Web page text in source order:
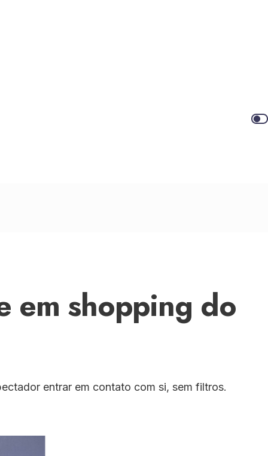
em shopping do
entrar em contato com si, sem filtros.